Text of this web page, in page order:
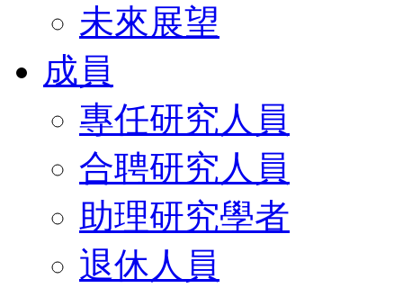
未來展望
成員
專任研究人員
合聘研究人員
助理研究學者
退休人員